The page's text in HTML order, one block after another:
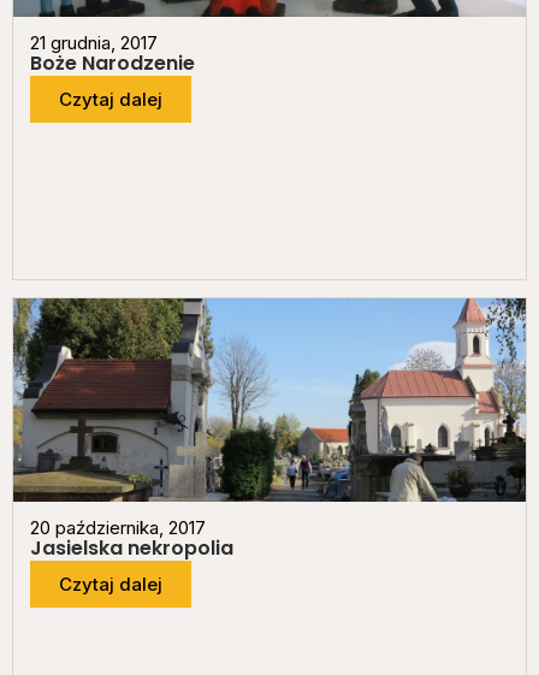
21 grudnia, 2017
Boże Narodzenie
Czytaj dalej
20 października, 2017
Jasielska nekropolia
Czytaj dalej